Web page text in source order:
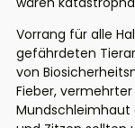
Vorrang für alle
gefährdeten
von
Fieber,
Mundschleimhaut